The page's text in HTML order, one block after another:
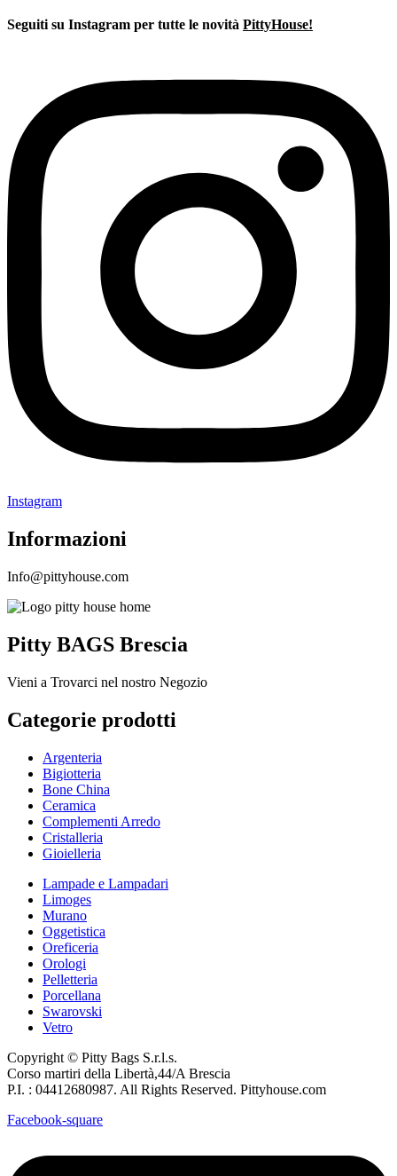
era:
è:
€12,00.
Seguiti su Instagram per tutte le novità PittyHouse!
Instagram
Informazioni
Info@pittyhouse.com
Pitty BAGS Brescia
Vieni a Trovarci nel nostro Negozio
Categorie prodotti
Argenteria
Bigiotteria
Bone China
Ceramica
Complementi Arredo
Cristalleria
Gioielleria
Lampade e Lampadari
Limoges
Murano
Oggetistica
Oreficeria
Orologi
Pelletteria
Porcellana
Swarovski
Vetro
Copyright © Pitty Bags S.r.l.s.
Corso martiri della Libertà,44/A Brescia
P.I. : 04412680987. All Rights Reserved. Pittyhouse.com
Facebook-square